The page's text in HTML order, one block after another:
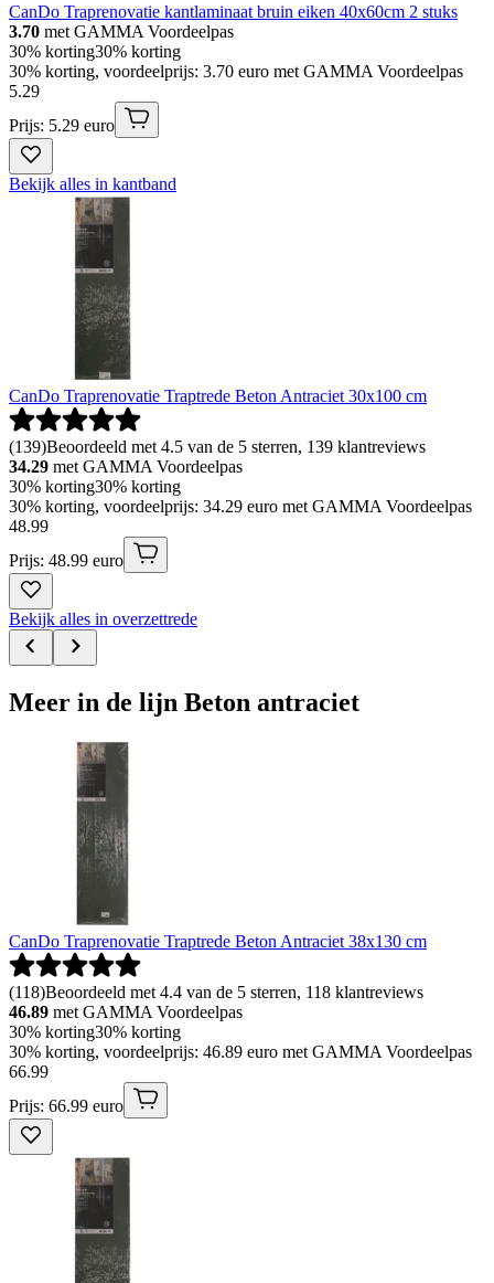
CanDo Traprenovatie kantlaminaat bruin eiken 40x60cm 2 stuks
3.70 met GAMMA Voordeelpas
30% korting30% korting
30% korting, voordeelprijs: 3.70 euro met GAMMA Voordeelpas
5.29
Prijs: 5.29 euro
Bekijk alles in kantband
CanDo Traprenovatie Traptrede Beton Antraciet 30x100 cm
(139)Beoordeeld met 4.5 van de 5 sterren, 139 klantreviews
34.29 met GAMMA Voordeelpas
30% korting30% korting
30% korting, voordeelprijs: 34.29 euro met GAMMA Voordeelpas
48.99
Prijs: 48.99 euro
Bekijk alles in overzettrede
Meer in de lijn Beton antraciet
CanDo Traprenovatie Traptrede Beton Antraciet 38x130 cm
(118)Beoordeeld met 4.4 van de 5 sterren, 118 klantreviews
46.89 met GAMMA Voordeelpas
30% korting30% korting
30% korting, voordeelprijs: 46.89 euro met GAMMA Voordeelpas
66.99
Prijs: 66.99 euro